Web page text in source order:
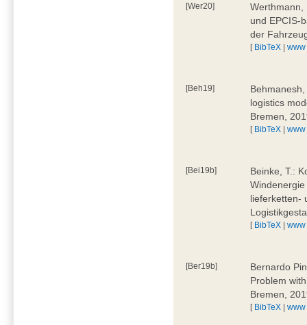
[Wer20]
Werthmann,
und EPCIS-
der
[ BibTeX |www
[Beh19]
logistics
Bremen,
[ BibTeX |www
[Bei19b]
Beinke, T.:
lieferketten-
[ BibTeX |www
[Ber19b]
Bernardo
Problem
Bremen,
[ BibTeX |www